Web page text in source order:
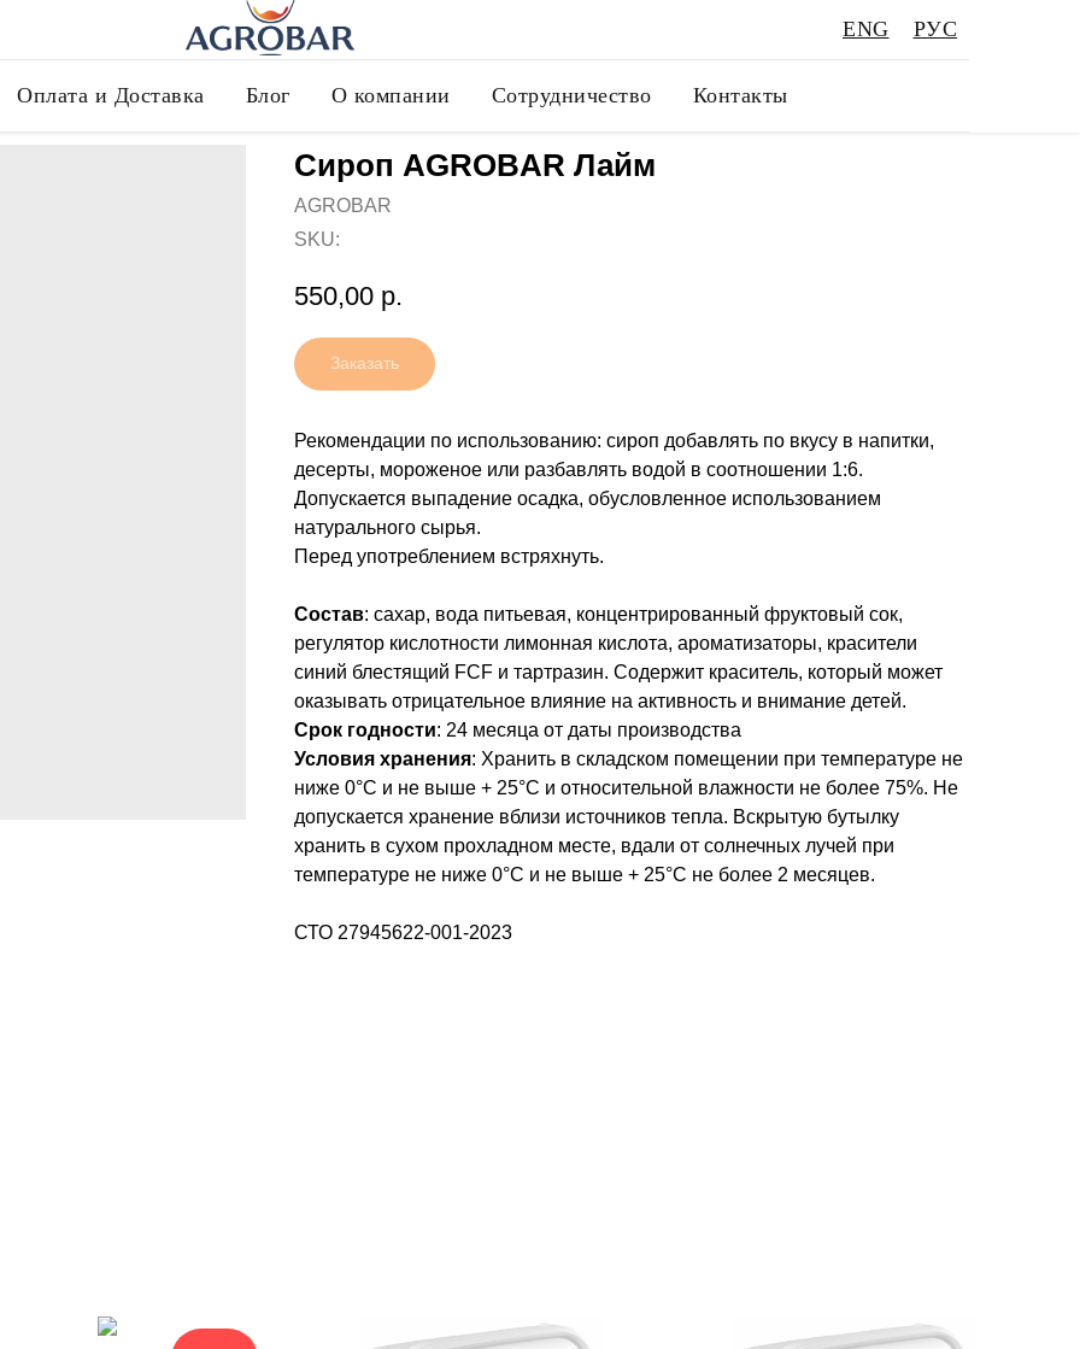
ENG РУС
Оплата и Доставка Блог О компании Сотрудничество Контакты
Сироп AGROBAR Лайм
AGROBAR
SKU:
550,00 р.
Заказать
Рекомендации по использованию: сироп добавлять по вкусу в напитки,
десерты, мороженое или разбавлять водой в соотношении 1:6.
Допускается выпадение осадка, обусловленное использованием
натурального сырья.
Перед употреблением встряхнуть.
Состав: сахар, вода питьевая, концентрированный фруктовый сок,
регулятор кислотности лимонная кислота, ароматизаторы, красители
синий блестящий FCF и тартразин. Содержит краситель, который может
оказывать отрицательное влияние на активность и внимание детей.
Срок годности: 24 месяца от даты производства
Условия хранения: Хранить в складском помещении при температуре не
ниже 0°С и не выше + 25°С и относительной влажности не более 75%. Не
допускается хранение вблизи источников тепла. Вскрытую бутылку
хранить в сухом прохладном месте, вдали от солнечных лучей при
температуре не ниже 0°С и не выше + 25°С не более 2 месяцев.
СТО 27945622-001-2023